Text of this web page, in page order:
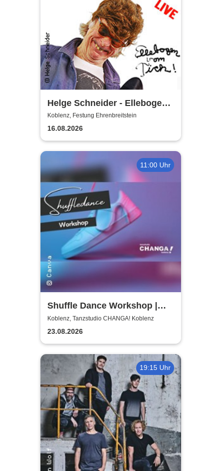
Helge Schneider - Ellebogen
vom Tich
Koblenz, Festung Ehrenbreitstein
16.08.2026
11:00 Uhr
Shuffle Dance Workshop |
Tanzstudio CHANGA!
Koblenz
Koblenz, Tanzstudio CHANGA! Koblenz
23.08.2026
19:15 Uhr